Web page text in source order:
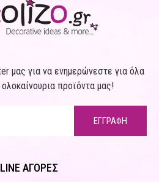
μας για να ενημερώνεστε για όλα
προϊόντα μας!
ΕΓΓΡΑΦΗ
ΑΓΟΡΕΣ